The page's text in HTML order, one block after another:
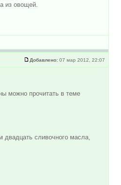
из овощей.
Добавлено: 07 мар 2012, 22:07
можно прочитать в теме
сливочного масла,